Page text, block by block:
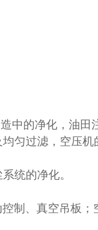
的净化，油田
匀过滤，空压
统的净化。
制、真空吊板；